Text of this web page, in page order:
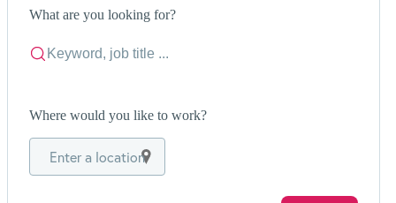
What are you looking for?
Where would you like to work?
Enter a location